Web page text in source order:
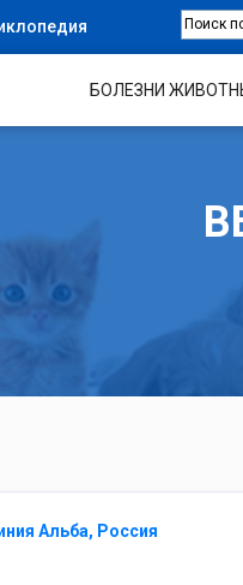
БОЛЕЗНИ
Альба, Россия